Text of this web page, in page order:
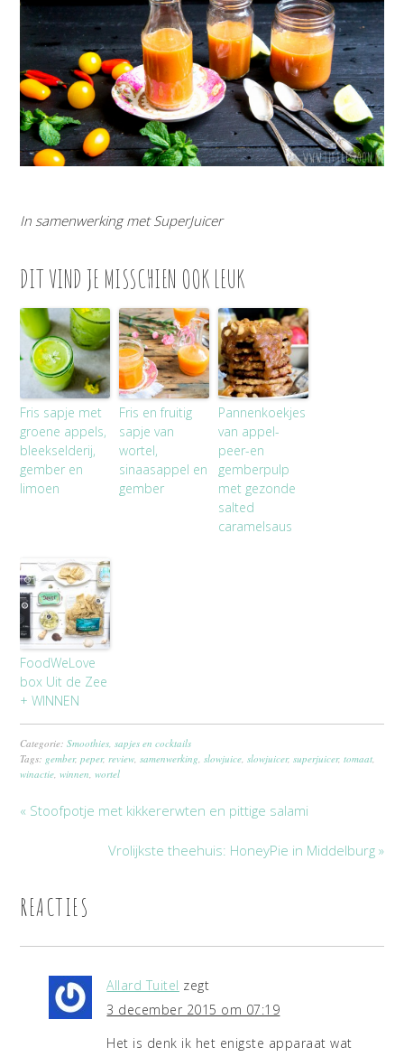
In samenwerking met SuperJuicer
DIT VIND JE MISSCHIEN OOK LEUK
Fris sapje met
groene appels,
bleekselderij,
gember en
limoen
Fris en fruitig
sapje van
wortel,
sinaasappel en
gember
Pannenkoekjes
van appel-
peer-en
gemberpulp
met gezonde
salted
caramelsaus
FoodWeLove
box Uit de Zee
+ WINNEN
Categorie:Smoothies, sapjes en cocktails
Tags: gember,peper, review ,samenwerking ,slowjuice ,slowjuicer,superjuicer,tomaat
winactie ,winnen ,wortel
« Stoofpotje met kikkererwten en pittige salami
Vrolijkste theehuis: HoneyPie in Middelburg »
REACTIES
Allard Tuitel zegt
3 december 2015 om 07:19
Het is denk ik het enigste apparaat wat